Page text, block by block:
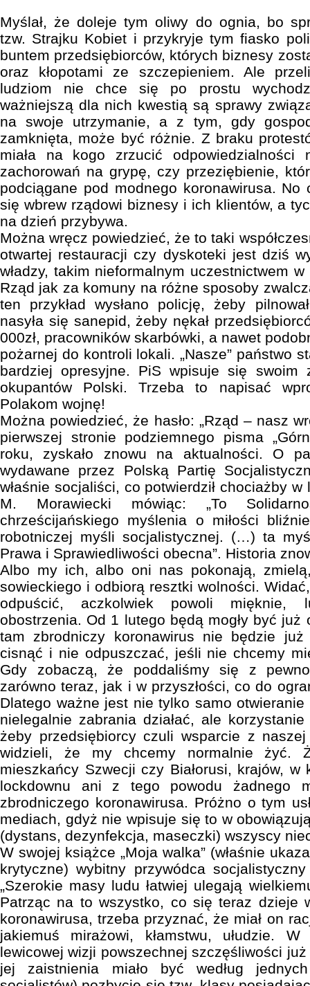
Myślał, że doleje tym oliwy do ognia, bo
tzw. Strajku Kobiet i przykryje tym fiasko
buntem przedsiębiorców, których biznesy
oraz kłopotami ze szczepieniem. Ale
ludziom nie chce się po prostu
ważniejszą dla nich kwestią są sprawy
na swoje utrzymanie, a z tym, gdy
zamknięta, może być różnie. Z braku
miała na kogo zrzucić odpowiedzialności
zachorowań na grypę, czy przeziębienie,
podciągane pod modnego koronawirusa.
się wbrew rządowi biznesy i ich klientów, a
na dzień przybywa.
Można wręcz powiedzieć, że to taki
otwartej restauracji czy dyskoteki jest dziś
władzy, takim nieformalnym uczestnictwem
Rząd jak za komuny na różne sposoby
ten przykład wysłano policję, żeby
nasyła się sanepid, żeby nękał
000zł, pracowników skarbówki, a nawet
pożarnej do kontroli lokali. „Nasze” państwo
bardziej opresyjne. PiS wpisuje się swoim
okupantów Polski. Trzeba to napisać
Polakom wojnę!
Można powiedzieć, że hasło: „Rząd – nasz
pierwszej stronie podziemnego pisma
roku, zyskało znowu na aktualności. O
wydawane przez Polską Partię
właśnie socjaliści, co potwierdził chociażby
M. Morawiecki mówiąc: „To
chrześcijańskiego myślenia o miłości
robotniczej myśli socjalistycznej. (…) ta
Prawa i Sprawiedliwości obecna”. Historia
Albo my ich, albo oni nas pokonają,
sowieckiego i odbiorą resztki wolności.
odpuścić, aczkolwiek powoli mięknie,
obostrzenia. Od 1 lutego będą mogły być już
tam zbrodniczy koronawirus nie będzie
cisnąć i nie odpuszczać, jeśli nie chcemy
Gdy zobaczą, że poddaliśmy się z
zarówno teraz, jak i w przyszłości, co do
Dlatego ważne jest nie tylko samo otwieranie
nielegalnie zabrania działać, ale
żeby przedsiębiorcy czuli wsparcie z
widzieli, że my chcemy normalnie żyć.
mieszkańcy Szwecji czy Białorusi, krajów, w
lockdownu ani z tego powodu żadnego
zbrodniczego koronawirusa. Próżno o tym
mediach, gdyż nie wpisuje się to w
(dystans, dezynfekcja, maseczki) wszyscy
W swojej książce „Moja walka” (właśnie
krytyczne) wybitny przywódca
„Szerokie masy ludu łatwiej ulegają
Patrząc na to wszystko, co się teraz dzieje
koronawirusa, trzeba przyznać, że miał on
jakiemuś mirażowi, kłamstwu, ułudzie.
lewicowej wizji powszechnej szczęśliwości
jej zaistnienia miało być według